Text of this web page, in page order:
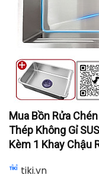
Mua Bồn Rửa
Thép Không Gỉ
Kèm 1 Khay Chậu
tiki.vn